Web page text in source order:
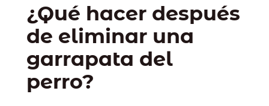
¿Qué hacer después
de eliminar una
garrapata del
perro?